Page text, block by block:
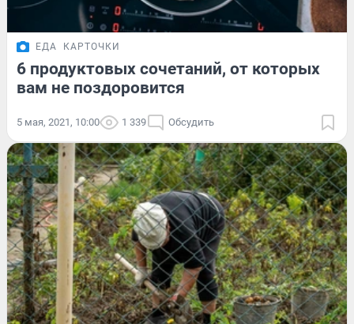
ЕДА КАРТОЧКИ
6 продуктовых сочетаний, от которых
вам не поздоровится
5 мая, 2021, 10:00 1 339 Обсудить